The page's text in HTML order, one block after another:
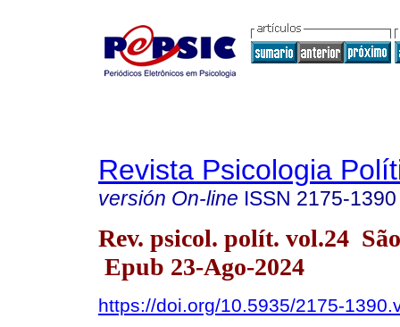
Revista Psicologia
versión On-line ISSN 2175-1390
Rev. psicol. polít. vol.24
Epub 23-Ago-2024
https://doi.org/10.5935/2175-